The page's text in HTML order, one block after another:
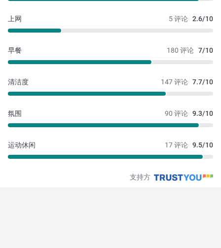
5 评论 2.6/10
上网
180 评论 7/10
早餐
147 评论 7.7/10
清洁度
90 评论 9.3/10
氛围
17 评论 9.5/10
运动休闲
支持方